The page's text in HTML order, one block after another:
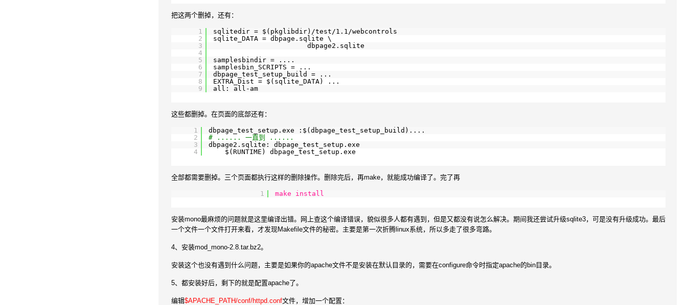
把这两个删掉，还有：
1
2
3
4
5
6
7
8
9
sqlitedir = $(pkglibdir) /test/1 .1/webcontrols
sqlite_DATA = dbpage.sqlite \
dbpage2.sqlite
samplesbindir = ....
samplesbin_SCRIPTS = ...
dbpage_test_setup_build = ...
EXTRA_Dist = $(sqlite_DATA) ...
all: all-am
这些都删掉。在页面的底部还有：
1
2
3
4
dbpage_test_setup.exe :$(dbpage_test_setup_build)....
# ...... 一直到 ......
dbpage2.sqlite: dbpage_test_setup.exe
$(RUNTIME) dbpage_test_setup.exe
全部都需要删掉。三个页面都执行这样的删除操作。删除完后，再make，就能成功编译了。完了再
1 make install
安装mono最麻烦的问题就是这里编译出错。网上查这个编译错误，貌似很多人都有遇到，但是又都没有说怎么解决。期间我还尝试升级sqlite3，可是没有升级成功。最后
一个文件一个文件打开来看，才发现Makefile文件的秘密。主要是第一次折腾linux系统，所以多走了很多弯路。
4、安装mod_mono-2.8.tar.bz2。
安装这个也没有遇到什么问题，主要是如果你的apache文件不是安装在默认目录的，需要在configure命令时指定apache的bin目录。
5、都安装好后，剩下的就是配置apache了。
编辑$APACHE_PATH/conf/httpd.conf文件，增加一个配置：